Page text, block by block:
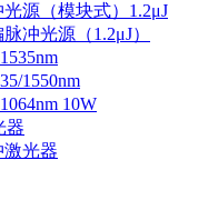
源（模块式）1.2μJ
冲光源（1.2μJ）
1550nm
10W
器
激光器